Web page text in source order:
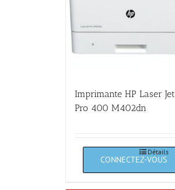
Imprimante HP Laser Jet
Pro 400 M402dn
Détails